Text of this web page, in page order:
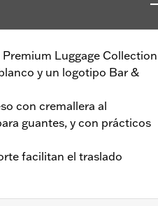
Luggage Collection
y un logotipo Bar &
con cremallera al
guantes, y con prácticos
facilitan el traslado